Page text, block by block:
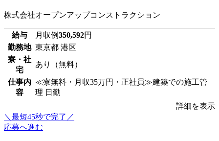
株式会社オープンアップコンストラクション
給与 月収例350,592円
勤務地 東京都 港区
寮・社
宅
あり（無料）
仕事内
容
≪寮無料・月収35万円・正社員≫建築での施工管
理 日勤
詳細を表示
＼最短45秒で完了／
応募へ進む